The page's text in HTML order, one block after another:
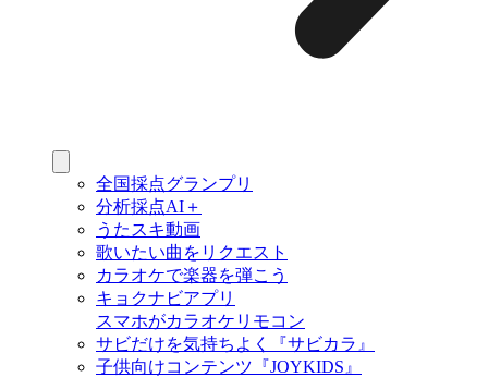
全国採点グランプリ
分析採点AI＋
うたスキ動画
歌いたい曲をリクエスト
カラオケで楽器を弾こう
キョクナビアプリ
スマホがカラオケリモコン
サビだけを気持ちよく『サビカラ』
子供向けコンテンツ『JOYKIDS』